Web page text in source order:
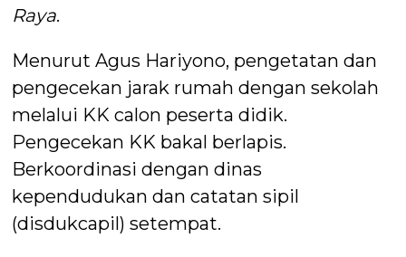
Raya.
Menurut Agus Hariyono, pengetatan dan
pengecekan jarak rumah dengan sekolah
melalui KK calon peserta didik.
Pengecekan KK bakal berlapis.
Berkoordinasi dengan dinas
kependudukan dan catatan sipil
(disdukcapil) setempat.